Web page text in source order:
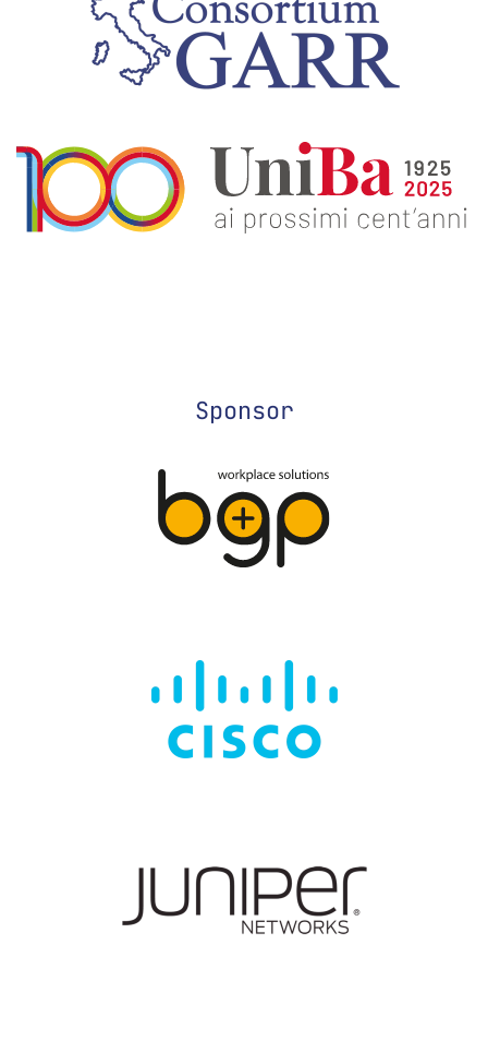
Sponsor